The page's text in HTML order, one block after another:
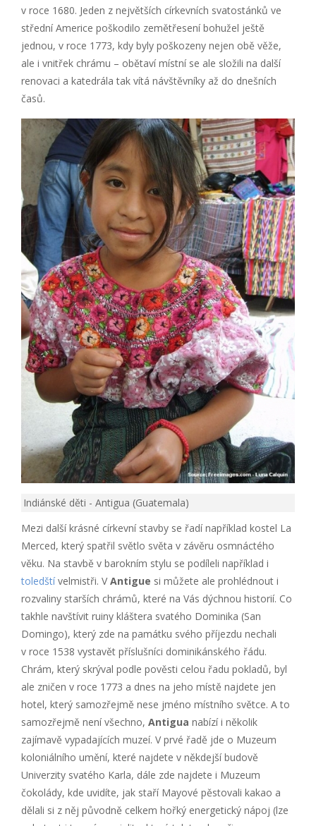
v roce 1680. Jeden z největších církevních svatostánků ve
střední Americe poškodilo zemětřesení bohužel ještě
jednou, v roce 1773, kdy byly poškozeny nejen obě věže,
ale i vnitřek chrámu – obětaví místní se ale složili na další
renovaci a katedrála tak vítá návštěvníky až do dnešních
časů.
Indiánské děti - Antigua (Guatemala)
Mezi další krásné církevní stavby se řadí například kostel La
Merced, který spatřil světlo světa v závěru osmnáctého
věku. Na stavbě v barokním stylu se podíleli například i
toledštívelmistři. VAntigue si můžete ale prohlédnout i
rozvaliny starších chrámů, které na Vás dýchnou historií. Co
takhle navštívit ruiny kláštera svatého Dominika (San
Domingo), který zde na památku svého příjezdu nechali
v roce 1538 vystavět příslušníci dominikánského řádu.
Chrám, který skrýval podle pověsti celou řadu pokladů, byl
ale zničen v roce 1773 a dnes na jeho místě najdete jen
hotel, který samozřejmě nese jméno místního světce. A to
samozřejmě není všechno, Antigua nabízí i několik
zajímavě vypadajících muzeí. V prvé řadě jde o Muzeum
koloniálního umění, které najdete v někdejší budově
Univerzity svatého Karla, dále zde najdete i Muzeum
čokolády, kde uvidíte, jak staří Mayové pěstovali kakao a
dělali si z něj původně celkem hořký energetický nápoj (lze